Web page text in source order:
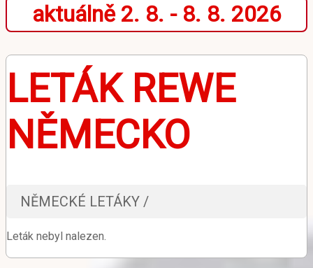
aktuálně 2. 8. - 8. 8. 2026
LETÁK REWE
NĚMECKO
NĚMECKÉ LETÁKY /
Leták nebyl nalezen.